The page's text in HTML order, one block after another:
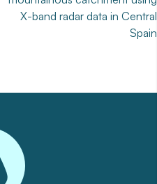
X-band radar data in Central
Spain